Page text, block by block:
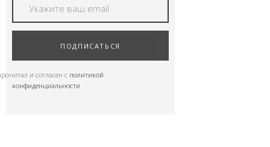
ПОДПИСАТЬСЯ
и согласен с политикой
конфиденциальности